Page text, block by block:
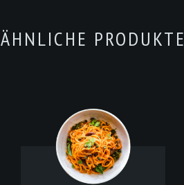
ÄHNLICHE PRODUKTE